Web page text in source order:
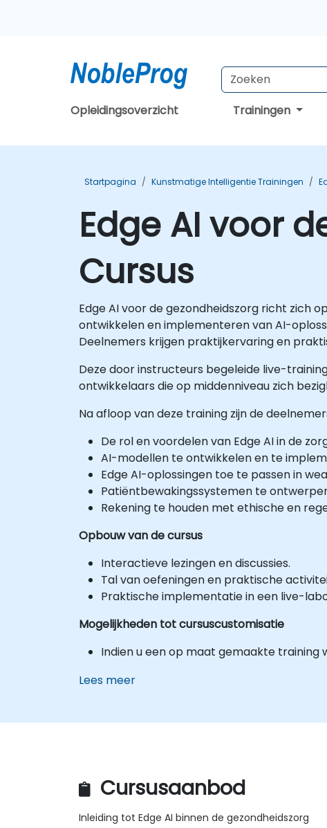
Opleidingsoverzicht Trainingen
Startpagina Kunstmatige Intelligentie Trainingen
Edge AI voor
Cursus
Edge AI voor de gezondheidszorg richt zich
ontwikkelen en implementeren van AI-
Deelnemers krijgen praktijkervaring en
Deze door instructeurs begeleide live-
ontwikkelaars die op middenniveau zich
Na afloop van deze training zijn de
De rol en voordelen van Edge AI in de
AI-modellen te ontwikkelen en te
Edge AI-oplossingen toe te passen in
Patiëntbewakingssystemen te
Rekening te houden met ethische en
Opbouw van de cursus
Interactieve lezingen en discussies.
Tal van oefeningen en praktische
Praktische implementatie in een live-
Mogelijkheden tot cursuscustomisatie
Indien u een op maat gemaakte
Lees meer
Cursusaanbod
Inleiding tot Edge AI binnen de gezondheidszorg